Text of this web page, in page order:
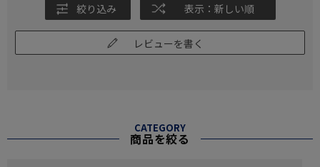
絞り込み 表示：新しい順
レビューを書く
CATEGORY
商品を絞る